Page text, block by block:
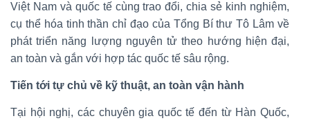
Việt Nam và quốc tế cùng trao đổi, chia sẻ kinh nghiệm,
cụ thể hóa tinh thần chỉ đạo của Tổng Bí thư Tô Lâm về
phát triển năng lượng nguyên tử theo hướng hiện đại,
an toàn và gắn với hợp tác quốc tế sâu rộng.
Tiến tới tự chủ về kỹ thuật, an toàn vận hành
Tại hội nghị, các chuyên gia quốc tế đến từ Hàn Quốc,